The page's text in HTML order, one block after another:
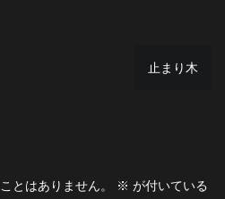
止まり木
とはありません。 ※ が付いている